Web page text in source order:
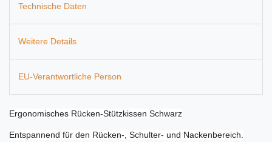
Technische Daten
Weitere Details
EU-Verantwortliche Person
Ergonomisches Rücken-Stützkissen Schwarz
Entspannend für den Rücken-, Schulter- und Nackenbereich.